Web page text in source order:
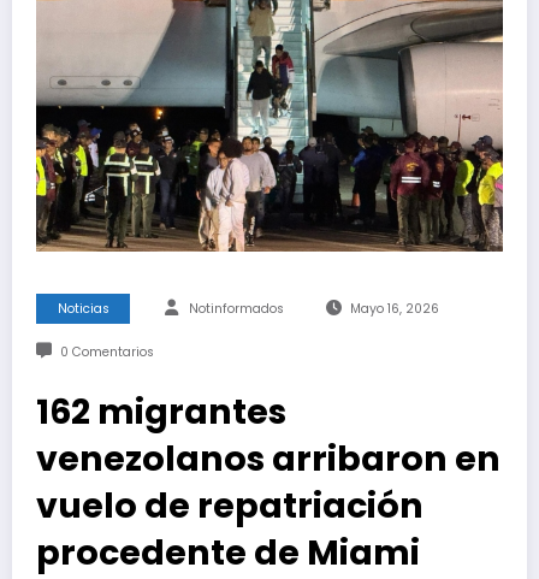
Noticias Notinformados Mayo 16, 2026
0 Comentarios
162 migrantes
venezolanos arribaron en
vuelo de repatriación
procedente de Miami